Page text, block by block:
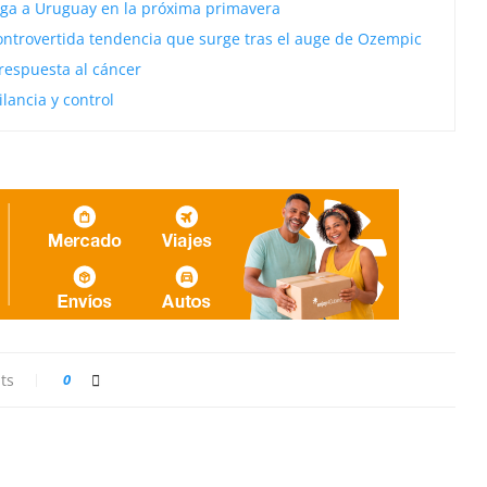
a Uruguay en la próxima primavera
tendencia que surge tras el auge de Ozempic
al cáncer
y control
0